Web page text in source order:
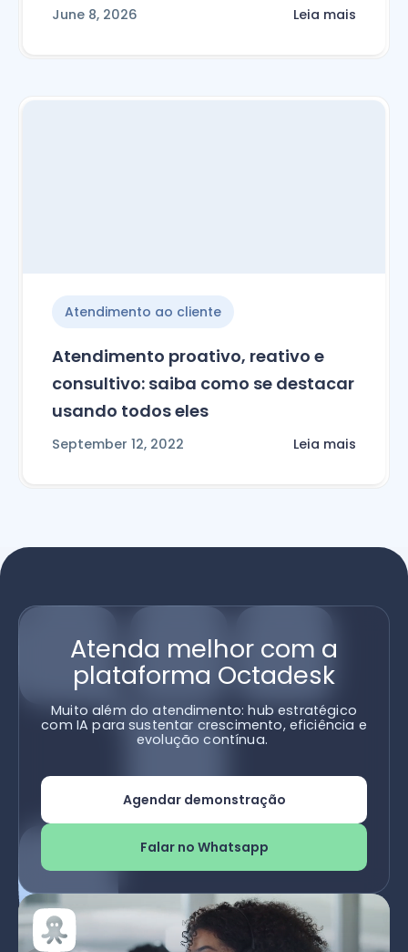
June 8, 2026 Leia mais
Atendimento ao cliente
Atendimento proativo, reativo e
consultivo: saiba como se destacar
usando todos eles
September 12, 2022 Leia mais
Atenda melhor com a
plataforma Octadesk
Muito além do atendimento: hub estratégico
com IA para sustentar crescimento, eficiência e
evolução contínua.
Agendar demonstração
Falar no Whatsapp